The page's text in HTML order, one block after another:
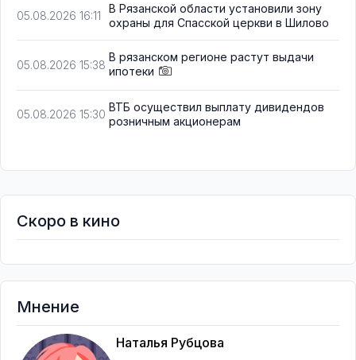
05.08.2026 16:11
В Рязанской области установили зону
охраны для Спасской церкви в Шилово
05.08.2026 15:38
В рязанском регионе растут выдачи
ипотеки
05.08.2026 15:30
ВТБ осуществил выплату дивидендов
розничным акционерам
Скоро в кино
Мнение
Наталья Рубцова